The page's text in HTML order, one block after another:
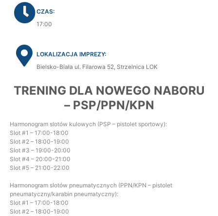
CZAS:
17:00
LOKALIZACJA IMPREZY:
Bielsko-Biała ul. Filarowa 52, Strzelnica LOK
TRENING DLA NOWEGO NABORU
– PSP/PPN/KPN
Harmonogram slotów kulowych (PSP – pistolet sportowy):
Slot #1 – 17:00-18:00
Slot #2 – 18:00-19:00
Slot #3 – 19:00-20:00
Slot #4 – 20:00-21:00
Slot #5 – 21:00-22:00
Harmonogram slotów pneumatycznych (PPN/KPN – pistolet
pneumatyczny/karabin pneumatyczny):
Slot #1 – 17:00-18:00
Slot #2 – 18:00-19:00